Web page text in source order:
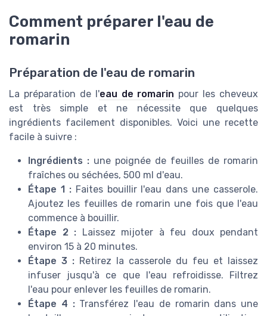
Comment préparer l'eau de
romarin
Préparation de l'eau de romarin
La préparation de l'eau de romarin pour les cheveux
est très simple et ne nécessite que quelques
ingrédients facilement disponibles. Voici une recette
facile à suivre :
Ingrédients : une poignée de feuilles de romarin
fraîches ou séchées, 500 ml d'eau.
Étape 1 :Faites bouillir l'eau dans une casserole.
Ajoutez les feuilles de romarin une fois que l'eau
commence à bouillir.
Étape 2 : Laissez mijoter à feu doux pendant
environ 15 à 20 minutes.
Étape 3 : Retirez la casserole du feu et laissez
infuser jusqu'à ce que l'eau refroidisse. Filtrez
l'eau pour enlever les feuilles de romarin.
Étape 4 :Transférez l'eau de romarin dans une